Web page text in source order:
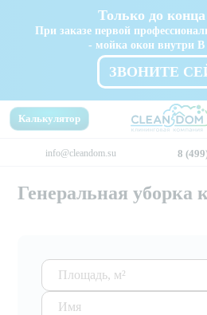
Только до
При заказе первой
- мойка окон внутри
ЗВОНИТЕ
info@cleandom.su 8
Калькулятор
Генеральная уборка